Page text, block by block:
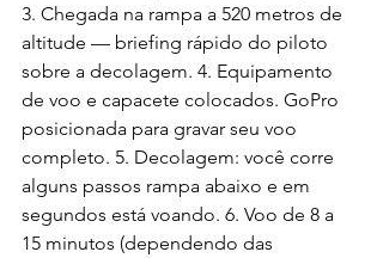
3. Chegada na rampa a 520 metros de
altitude — briefing rápido do piloto
sobre a decolagem. 4. Equipamento
de voo e capacete colocados. GoPro
posicionada para gravar seu voo
completo. 5. Decolagem: você corre
alguns passos rampa abaixo e em
segundos está voando. 6. Voo de 8 a
15 minutos (dependendo das